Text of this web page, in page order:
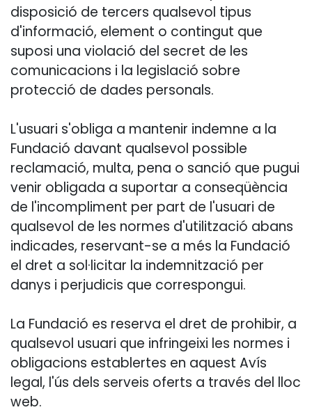
disposició de tercers qualsevol tipus
d'informació, element o contingut que
suposi una violació del secret de les
comunicacions i la legislació sobre
protecció de dades personals.
L'usuari s'obliga a mantenir indemne a la
Fundació davant qualsevol possible
reclamació, multa, pena o sanció que pugui
venir obligada a suportar a conseqüència
de l'incompliment per part de l'usuari de
qualsevol de les normes d'utilització abans
indicades, reservant-se a més la Fundació
el dret a sol·licitar la indemnització per
danys i perjudicis que correspongui.
La Fundació es reserva el dret de prohibir, a
qualsevol usuari que infringeixi les normes i
obligacions establertes en aquest Avís
legal, l'ús dels serveis oferts a través del lloc
web.